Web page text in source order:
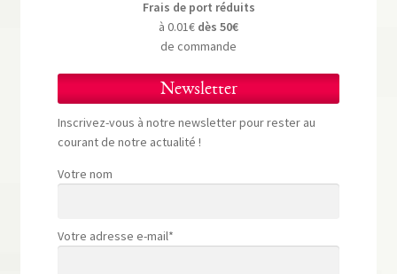
Frais de port réduits
à 0.01€ dès 50€
de commande
Newsletter
Inscrivez-vous à notre newsletter pour rester au
courant de notre actualité !
Votre nom
Votre adresse e-mail*